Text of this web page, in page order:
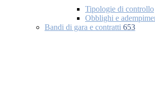
Tipologie di controllo
Obblighi e
Bandi di gara e contratti 653